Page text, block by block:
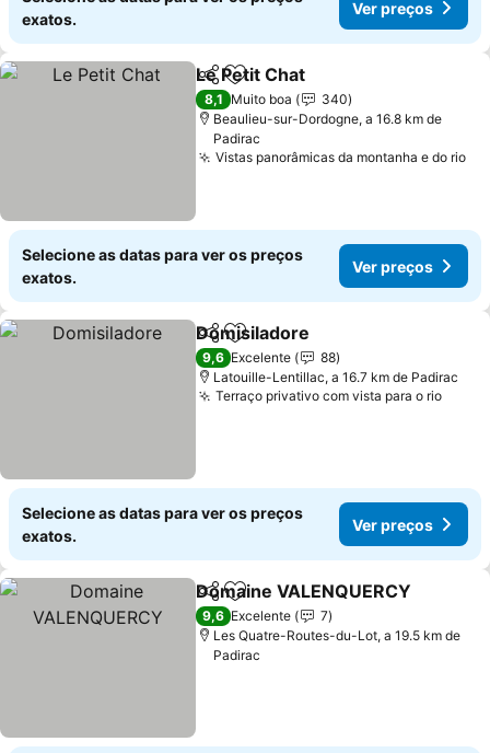
exatos.
Ver preços
PartilharAdicionar aos favoritos
Le Petit Chat
8,1 Muito boa
340
Beaulieu-sur-Dordogne, a 16.8 km de
Padirac
Vistas panorâmicas da montanha e do rio
Selecione as datas para ver os preços
exatos.
Ver preços
PartilharAdicionar aos favoritos
Domisiladore
9,6 Excelente
88
Latouille-Lentillac, a 16.7 km de Padirac
Terraço privativo com vista para o rio
Selecione as datas para ver os preços
exatos.
Ver preços
PartilharAdicionar aos favoritos
Domaine VALENQUERCY
9,6 Excelente
7
Les Quatre-Routes-du-Lot, a 19.5 km de
Padirac